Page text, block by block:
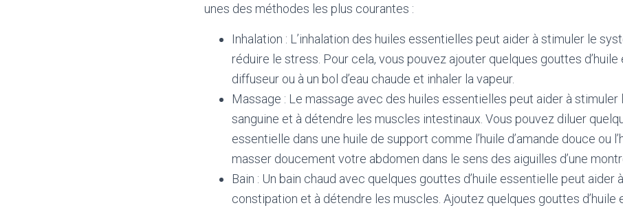
unes des méthodes les plus courantes :
Inhalation : L’inhalation des huiles essentielles peut aider à stimuler le
réduire le stress. Pour cela, vous pouvez ajouter quelques gouttes d’huile
diffuseur ou à un bol d’eau chaude et inhaler la vapeur.
Massage : Le massage avec des huiles essentielles peut aider à stimuler
sanguine et à détendre les muscles intestinaux. Vous pouvez diluer
essentielle dans une huile de support comme l’huile d’amande douce ou
masser doucement votre abdomen dans le sens des aiguilles d’une
Bain : Un bain chaud avec quelques gouttes d’huile essentielle peut aider
constipation et à détendre les muscles. Ajoutez quelques gouttes d’huile